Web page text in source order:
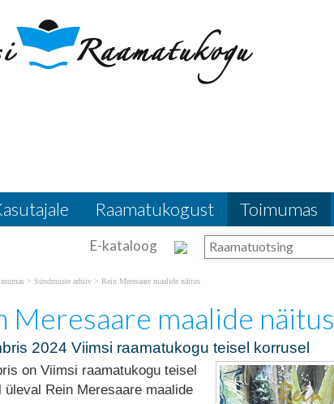
Raamatukogust Toimumas
E-kataloog
> Sündmuste arhiiv > Rein Meresaare maalide näitus
Meresaare maalide näitus
2024 Viimsi raamatukogu teisel korrusel
on Viimsi raamatukogu teisel
üleval Rein Meresaare maalide